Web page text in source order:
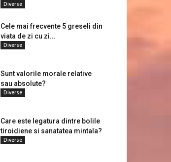
Diverse
Cele mai frecvente 5 greseli din
viata de zi cu zi...
Diverse
Sunt valorile morale relative
sau absolute?
Diverse
Care este legatura dintre bolile
tiroidiene si sanatatea mintala?
Diverse